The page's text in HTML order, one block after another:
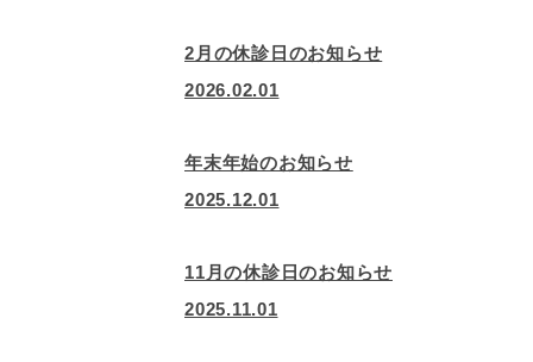
2月の休診日のお知らせ
2026.02.01
年末年始のお知らせ
2025.12.01
11月の休診日のお知らせ
2025.11.01